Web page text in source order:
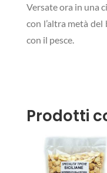
Versate ora in una
con l’altra metà
con il pesce.
Prodotti